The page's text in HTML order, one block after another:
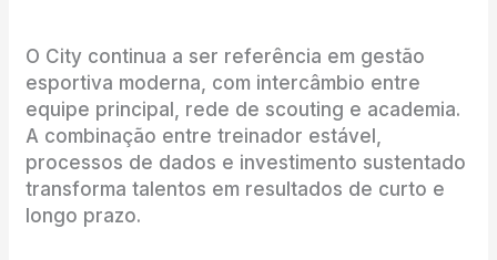
O City continua a ser referência em gestão
esportiva moderna, com intercâmbio entre
equipe principal, rede de scouting e academia.
A combinação entre treinador estável,
processos de dados e investimento sustentado
transforma talentos em resultados de curto e
longo prazo.